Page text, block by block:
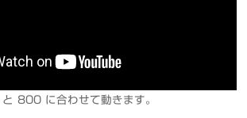
800 に合わせて動きます。